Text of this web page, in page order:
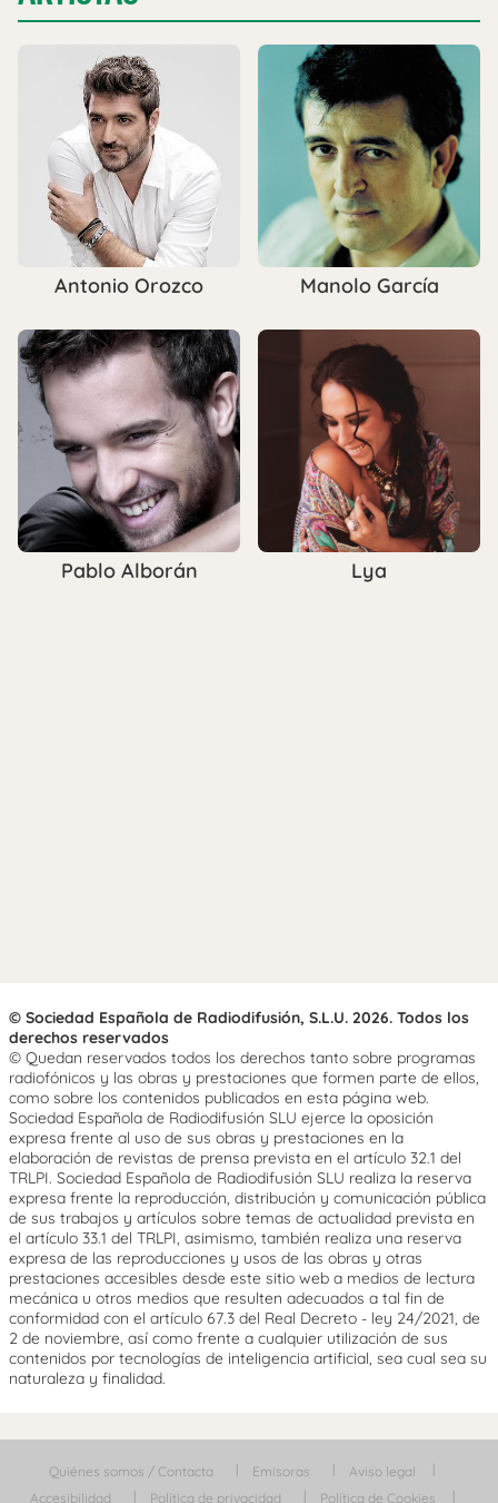
Antonio Orozco Manolo García
Pablo Alborán Lya
© Sociedad Española de Radiodifusión, S.L.U. 2026. Todos los
derechos reservados
© Quedan reservados todos los derechos tanto sobre programas
radiofónicos y las obras y prestaciones que formen parte de ellos,
como sobre los contenidos publicados en esta página web.
Sociedad Española de Radiodifusión SLU ejerce la oposición
expresa frente al uso de sus obras y prestaciones en la
elaboración de revistas de prensa prevista en el artículo 32.1 del
TRLPI. Sociedad Española de Radiodifusión SLU realiza la reserva
expresa frente la reproducción, distribución y comunicación pública
de sus trabajos y artículos sobre temas de actualidad prevista en
el artículo 33.1 del TRLPI, asimismo, también realiza una reserva
expresa de las reproducciones y usos de las obras y otras
prestaciones accesibles desde este sitio web a medios de lectura
mecánica u otros medios que resulten adecuados a tal fin de
conformidad con el artículo 67.3 del Real Decreto - ley 24/2021, de
2 de noviembre, así como frente a cualquier utilización de sus
contenidos por tecnologías de inteligencia artificial, sea cual sea su
naturaleza y finalidad.
Quiénes somos / Contacta Emisoras
Aviso legal
Accesibilidad
Política de privacidad Política de Cookies